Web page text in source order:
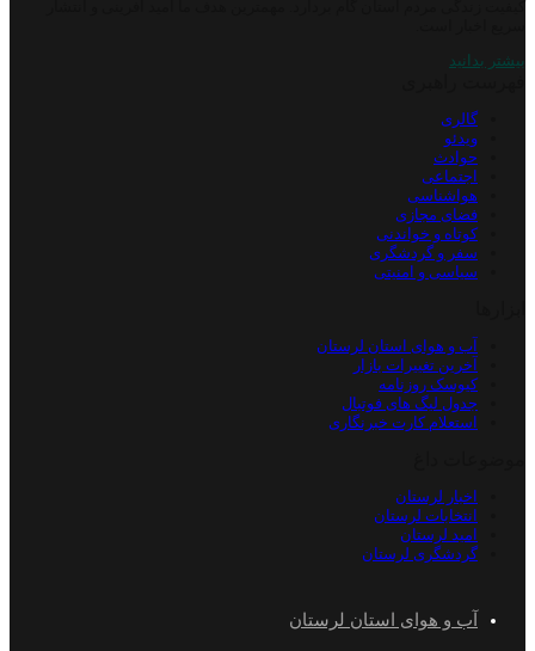
بیشتر بدانید
گالری
ویدئو
حوادث
اجتماعی
هواشناسی
فضای مجازی
کوتاه و خواندنی
سفر و گردشگری
سیاسی و امنیتی
آب و هوای استان لرستان
آخرین تغییرات بازار
کیوسک روزنامه
جدول لیگ های فوتبال
استعلام کارت خبرنگاری
اخبار لرستان
انتخابات لرستان
امید لرستان
گردشگری لرستان
آب و هوای استان لرستان